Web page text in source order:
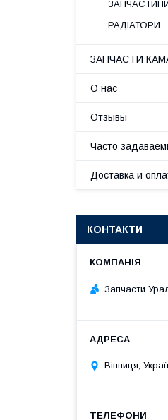
РАДІАТОРИ
ЗАПЧАСТИ
О нас
Отзывы
Часто
Доставка и
КОНТАКТИ
Запчасти
Вінниця,